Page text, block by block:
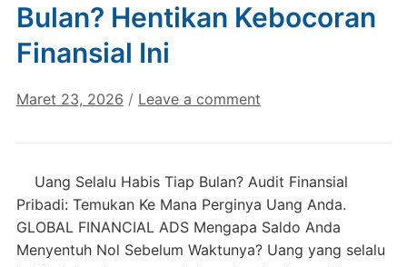
Bulan? Hentikan Kebocoran
Finansial Ini
Maret 23, 2026 / Leave a comment
Uang Selalu Habis Tiap Bulan? Audit Finansial
Pribadi: Temukan Ke Mana Perginya Uang Anda.
GLOBAL FINANCIAL ADS Mengapa Saldo Anda
Menyentuh Nol Sebelum Waktunya? Uang yang selalu